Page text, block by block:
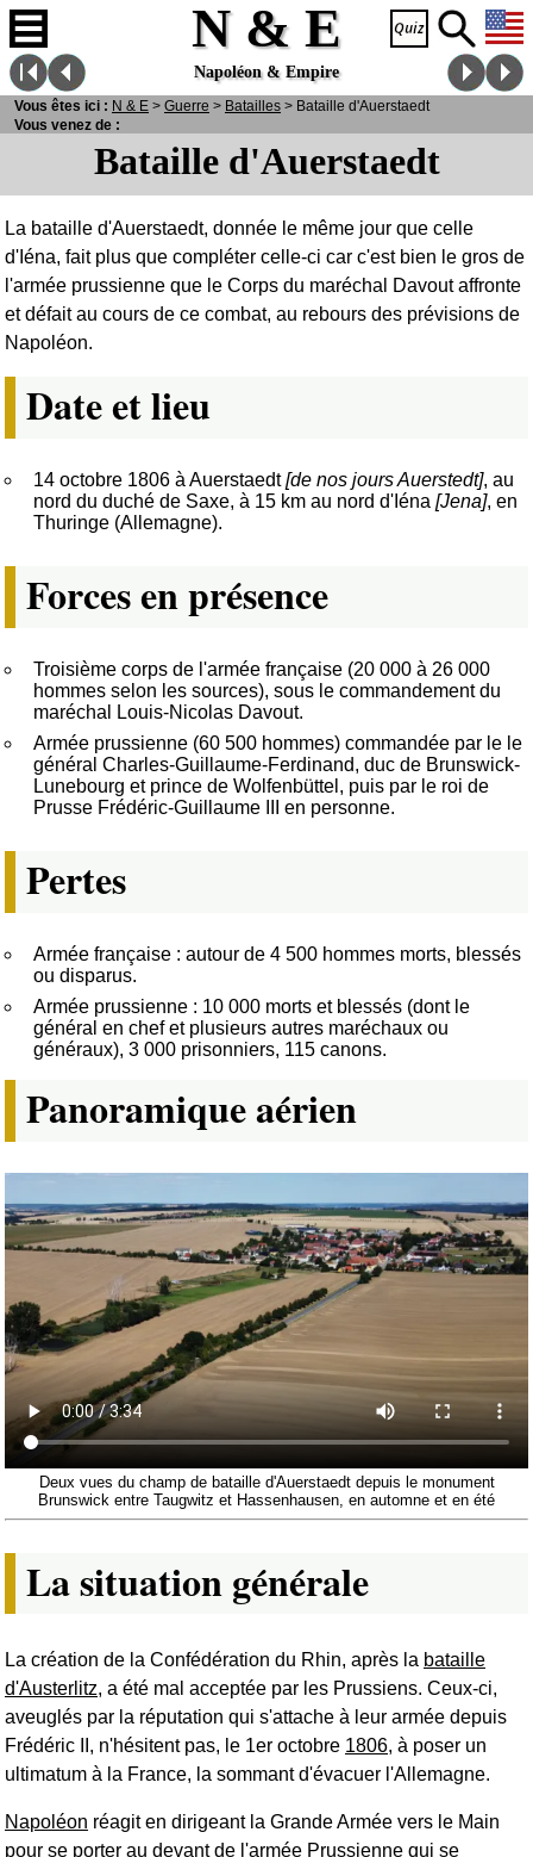
N & E
Napoléon & Empire
Bataille d'Auerstaedt
La bataille d'Auerstaedt, donnée le même jour que celle
d'Iéna, fait plus que compléter celle-ci car c'est bien le gros de
l'armée prussienne que le Corps du maréchal Davout affronte
et défait au cours de ce combat, au rebours des prévisions de
Napoléon.
Date et lieu
14 octobre 1806 à Auerstaedt[de nos jours Auerstedt], au
nord du duché de Saxe, à 15 km au nord d'Iéna [Jena], en
Thuringe (Allemagne).
Forces en présence
Troisième corps de l'armée française (20 000 à 26 000
hommes selon les sources), sous le commandement du
maréchal Louis-Nicolas Davout.
Armée prussienne (60 500 hommes) commandée par le le
général Charles-Guillaume-Ferdinand, duc de Brunswick-
Lunebourg et prince de Wolfenbüttel, puis par le roi de
Prusse Frédéric-Guillaume III en personne.
Pertes
Armée française : autour de 4 500 hommes morts, blessés
ou disparus.
Armée prussienne : 10 000 morts et blessés (dont le
général en chef et plusieurs autres maréchaux ou
généraux), 3 000 prisonniers, 115 canons.
Panoramique aérien
Deux vues du champ de bataille d'Auerstaedt depuis le monument
Brunswick entre Taugwitz et Hassenhausen, en automne et en été
La situation générale
La création de la Confédération du Rhin, après la bataille
d'Austerlitz, a été mal acceptée par les Prussiens. Ceux-ci,
aveuglés par la réputation qui s'attache à leur armée depuis
Frédéric II, n'hésitent pas, le 1er octobre 1806, à poser un
ultimatum à la France, la sommant d'évacuer l'Allemagne.
Napoléon réagit en dirigeant la Grande Armée vers le Main
pour se porter au devant de l'armée Prussienne qui se
Vous êtes ici : N & E > Guerre > Batailles > Bataille d'Auerstaedt
Vous venez de :